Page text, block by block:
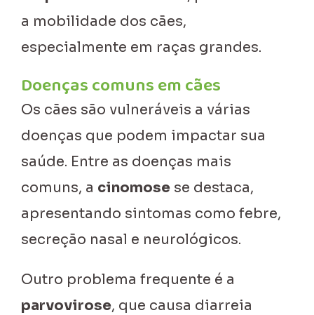
a mobilidade dos cães,
especialmente em raças grandes.
Doenças comuns em cães
Os cães são vulneráveis a várias
doenças que podem impactar sua
saúde. Entre as doenças mais
comuns, a cinomose se destaca,
apresentando sintomas como febre,
secreção nasal e neurológicos.
Outro problema frequente é a
parvovirose, que causa diarreia